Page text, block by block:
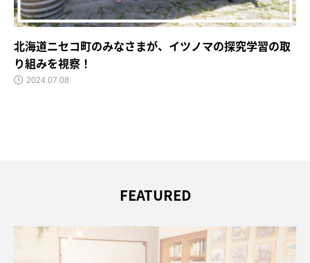
北海道ニセコ町のみなさまが、イツノマの探究学習の取
り組みを視察！
2024.07.08
FEATURED